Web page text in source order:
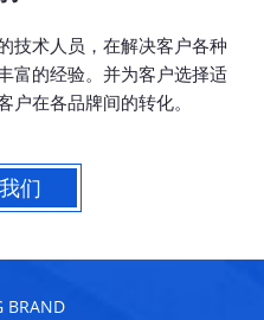
技术人员，在解决客户各种
富的经验。并为客户选择适
户在各品牌间的转化。
们
BRAND